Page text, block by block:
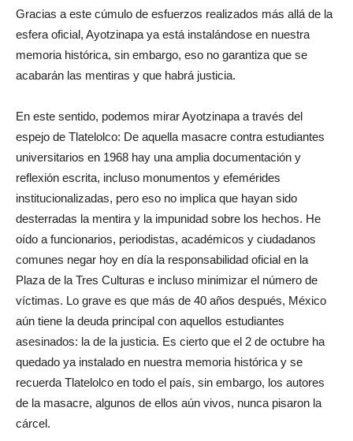
Gracias a este cúmulo de esfuerzos realizados más allá de la
esfera oficial, Ayotzinapa ya está instalándose en nuestra
memoria histórica, sin embargo, eso no garantiza que se
acabarán las mentiras y que habrá justicia.
En este sentido, podemos mirar Ayotzinapa a través del
espejo de Tlatelolco: De aquella masacre contra estudiantes
universitarios en 1968 hay una amplia documentación y
reflexión escrita, incluso monumentos y efemérides
institucionalizadas, pero eso no implica que hayan sido
desterradas la mentira y la impunidad sobre los hechos. He
oído a funcionarios, periodistas, académicos y ciudadanos
comunes negar hoy en día la responsabilidad oficial en la
Plaza de la Tres Culturas e incluso minimizar el número de
víctimas. Lo grave es que más de 40 años después, México
aún tiene la deuda principal con aquellos estudiantes
asesinados: la de la justicia. Es cierto que el 2 de octubre ha
quedado ya instalado en nuestra memoria histórica y se
recuerda Tlatelolco en todo el país, sin embargo, los autores
de la masacre, algunos de ellos aún vivos, nunca pisaron la
cárcel.